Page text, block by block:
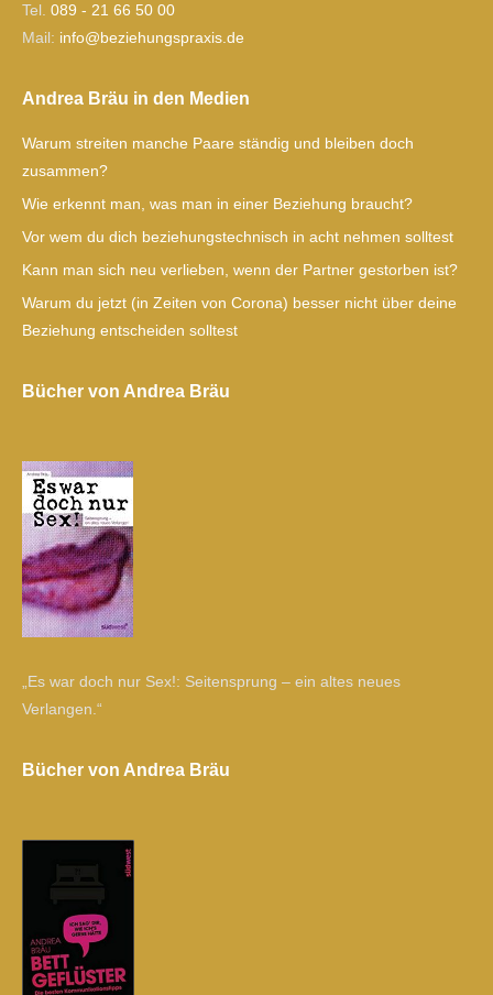
Tel. 089 - 21 66 50 00
Mail:
ed.si
xarps
gnuhe
izeb@
ofni
Andrea Bräu in den Medien
Warum streiten manche Paare ständig und bleiben doch
zusammen?
Wie erkennt man, was man in einer Beziehung braucht?
Vor wem du dich beziehungstechnisch in acht nehmen solltest
Kann man sich neu verlieben, wenn der Partner gestorben ist?
Warum du jetzt (in Zeiten von Corona) besser nicht über deine
Beziehung entscheiden solltest
Bücher von Andrea Bräu
„Es war doch nur Sex!: Seitensprung – ein altes neues
Verlangen.“
Bücher von Andrea Bräu